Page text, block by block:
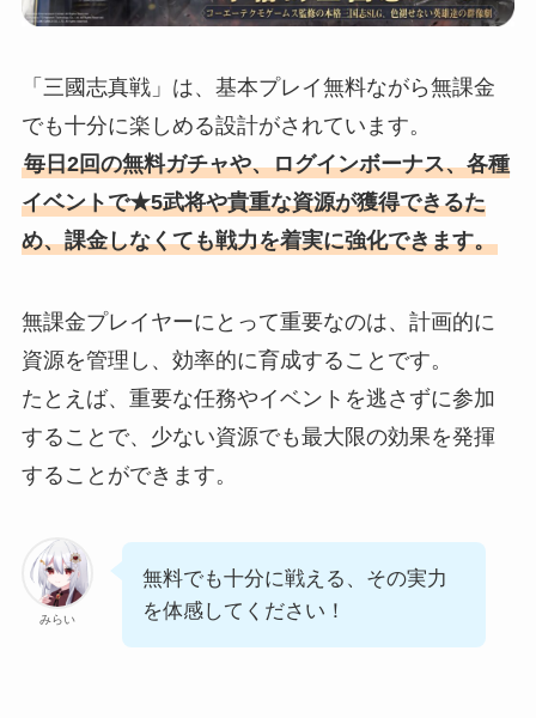
「三國志真戦」は、基本プレイ無料ながら無課金
でも十分に楽しめる設計がされています。
毎日2回の無料ガチャや、ログインボーナス、各種
イベントで★5武将や貴重な資源が獲得できるた
め、課金しなくても戦力を着実に強化できます。
無課金プレイヤーにとって重要なのは、計画的に
資源を管理し、効率的に育成することです。
たとえば、重要な任務やイベントを逃さずに参加
することで、少ない資源でも最大限の効果を発揮
することができます。
みらい
無料でも十分に戦える、その実力
を体感してください！